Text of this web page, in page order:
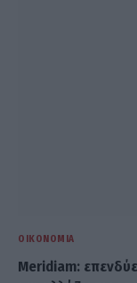
ΟΙΚΟΝΟΜΊΑ
Meridiam: